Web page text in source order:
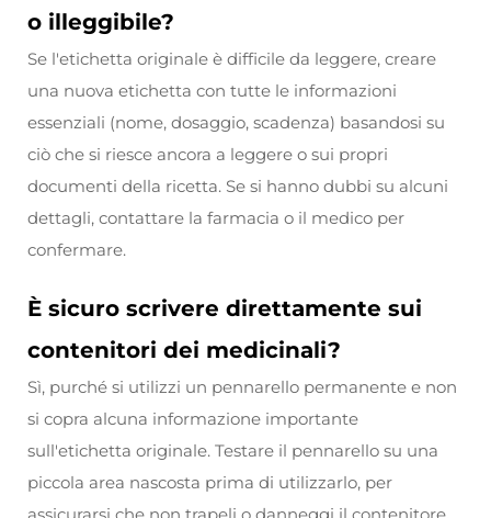
o illeggibile?
Se l'etichetta originale è difficile da leggere, creare
una nuova etichetta con tutte le informazioni
essenziali (nome, dosaggio, scadenza) basandosi su
ciò che si riesce ancora a leggere o sui propri
documenti della ricetta. Se si hanno dubbi su alcuni
dettagli, contattare la farmacia o il medico per
confermare.
È sicuro scrivere direttamente sui
contenitori dei medicinali?
Sì, purché si utilizzi un pennarello permanente e non
si copra alcuna informazione importante
sull'etichetta originale. Testare il pennarello su una
piccola area nascosta prima di utilizzarlo, per